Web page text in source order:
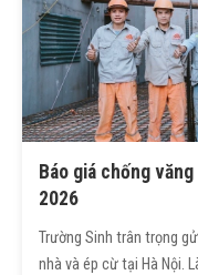
Báo giá chống
2026
Trường Sinh trân trọng
nhà và ép cừ tại Hà Nội.